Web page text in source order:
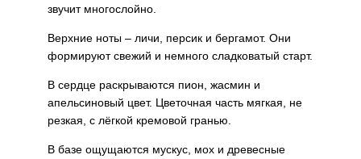
звучит многослойно.
Верхние ноты – личи, персик и бергамот. Они
формируют свежий и немного сладковатый старт.
В сердце раскрываются пион, жасмин и
апельсиновый цвет. Цветочная часть мягкая, не
резкая, с лёгкой кремовой гранью.
В базе ощущаются мускус, мох и древесные